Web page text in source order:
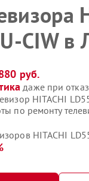
CIW в
руб.
даже при
HITACHI
по ремонту
HITACHI